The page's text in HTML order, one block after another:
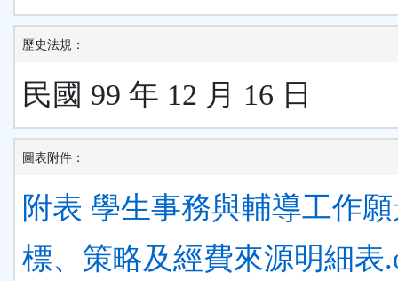
歷史法規：
民國 99 年 12 月 16 日
圖表附件：
附表 學生事務與輔導工作
標、策略及經費來源明細表